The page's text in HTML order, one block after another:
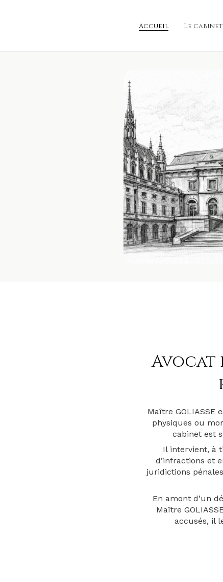
Accueil Le cabinet
Avocat
Maître GOLIASSE
physiques ou
cabinet est
Il intervient, à
d’infractions et
juridictions
En amont d’un
Maître
accusés, il